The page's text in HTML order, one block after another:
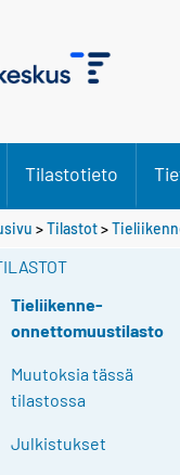
Tilastotieto
>Tilastot>
Tieliikenne-
onnettomuustilasto
Muutoksia tässä
tilastossa
Julkistukset